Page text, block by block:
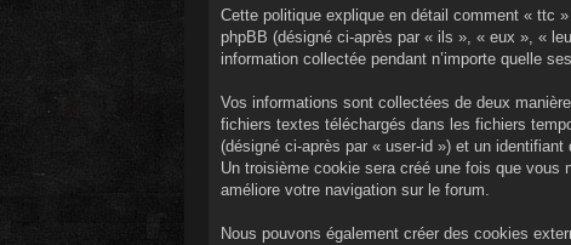
Cette politique explique en détail comment « ttc
phpBB (désigné ci-après par « ils », « eux », «
information collectée pendant n’importe quelle
Vos informations sont collectées de deux
fichiers textes téléchargés dans les fichiers
(désigné ci-après par « user-id ») et un
Un troisième cookie sera créé une fois que
améliore votre navigation sur le forum.
Nous pouvons également créer des cookies